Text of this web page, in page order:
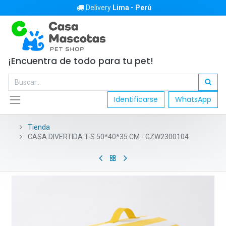
Delivery Lima - Perú
¡Encuentra de todo para tu pet!
Identificarse WhatsApp
Tienda
CASA DIVERTIDA T-S 50*40*35 CM - GZW2300104